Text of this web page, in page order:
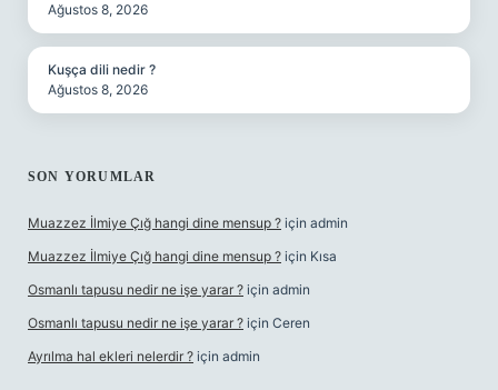
Ağustos 8, 2026
Kuşça dili nedir ?
Ağustos 8, 2026
SON YORUMLAR
Muazzez İlmiye Çığ hangi dine mensup ? için admin
Muazzez İlmiye Çığ hangi dine mensup ? için Kısa
Osmanlı tapusu nedir ne işe yarar ? için admin
Osmanlı tapusu nedir ne işe yarar ? için Ceren
Ayrılma hal ekleri nelerdir ? için admin